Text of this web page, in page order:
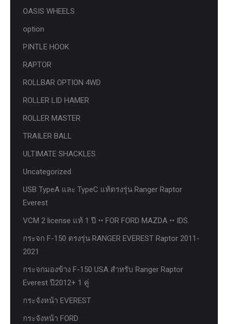
OASIS WHEELS
option
PINTLE HOOK
RAPTOR
ROLLBAR OPTION 4WD
ROLLER LID HAMER
ROLLER MASTER
TRAILER BALL
ULTIMATE SHACKLES
Uncategorized
USB TypeA และ TypeC แท้ตรงรุ่น Ranger Raptor
Everest
VCM 2 license แท้ 1 ปี •• FOR FORD MAZDA •• IDS.
กระจก F-150 ตรงรุ่น RANGER EVEREST Raptor 2011-
2021
กระจกมองข้าง F-150 USA สำหรับ Ranger Raptor
Everest ปี2012+ 1 คู่
กระจังหน้า EVEREST
กระจังหน้า FORD